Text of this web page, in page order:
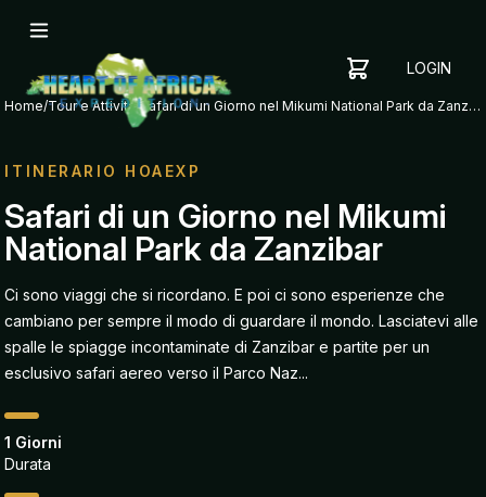
SHOPPING
YOUR
CART
ADD
ITEMS
TO YOUR
CART TO
GET
STARTED
LOGIN
Home/Tour e Attivita/ Safari di un Giorno nel Mikumi National Park da Zanzibar
ITINERARIO HOAEXP
Safari di un Giorno nel Mikumi
National Park da Zanzibar
Ci sono viaggi che si ricordano. E poi ci sono esperienze che
cambiano per sempre il modo di guardare il mondo. Lasciatevi alle
spalle le spiagge incontaminate di Zanzibar e partite per un
esclusivo safari aereo verso il Parco Naz...
1 Giorni
Durata